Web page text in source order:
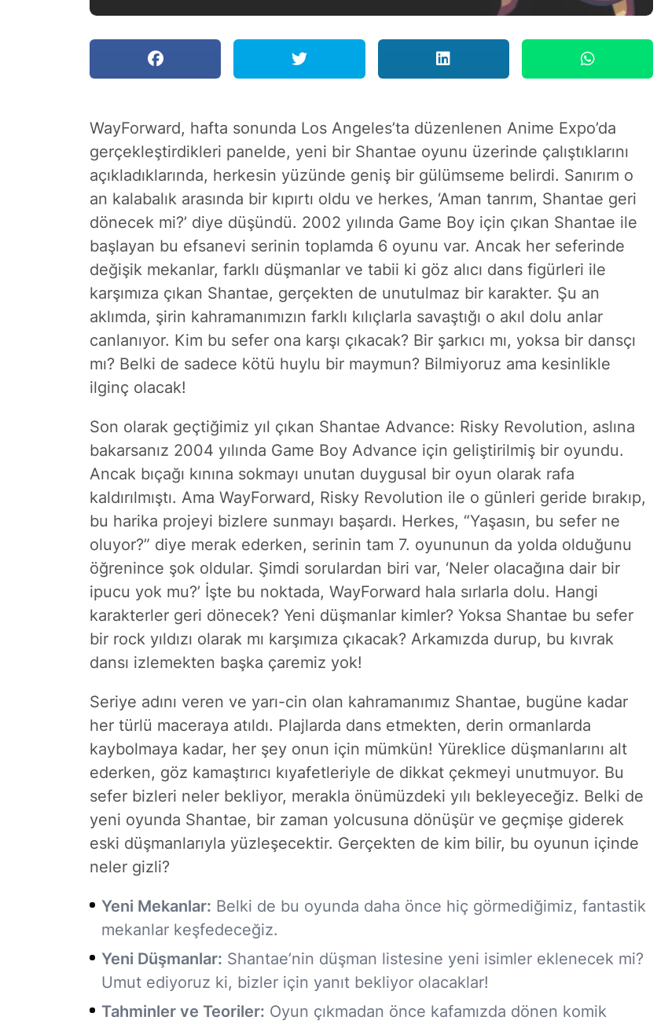
WayForward, hafta sonunda Los Angeles’ta düzenlenen Anime Expo’da
gerçekleştirdikleri panelde, yeni bir Shantae oyunu üzerinde çalıştıklarını
açıkladıklarında, herkesin yüzünde geniş bir gülümseme belirdi. Sanırım o
an kalabalık arasında bir kıpırtı oldu ve herkes, ‘Aman tanrım, Shantae geri
dönecek mi?’ diye düşündü. 2002 yılında Game Boy için çıkan Shantae ile
başlayan bu efsanevi serinin toplamda 6 oyunu var. Ancak her seferinde
değişik mekanlar, farklı düşmanlar ve tabii ki göz alıcı dans figürleri ile
karşımıza çıkan Shantae, gerçekten de unutulmaz bir karakter. Şu an
aklımda, şirin kahramanımızın farklı kılıçlarla savaştığı o akıl dolu anlar
canlanıyor. Kim bu sefer ona karşı çıkacak? Bir şarkıcı mı, yoksa bir dansçı
mı? Belki de sadece kötü huylu bir maymun? Bilmiyoruz ama kesinlikle
ilginç olacak!
Son olarak geçtiğimiz yıl çıkan Shantae Advance: Risky Revolution, aslına
bakarsanız 2004 yılında Game Boy Advance için geliştirilmiş bir oyundu.
Ancak bıçağı kınına sokmayı unutan duygusal bir oyun olarak rafa
kaldırılmıştı. Ama WayForward, Risky Revolution ile o günleri geride bırakıp,
bu harika projeyi bizlere sunmayı başardı. Herkes, “Yaşasın, bu sefer ne
oluyor?” diye merak ederken, serinin tam 7. oyununun da yolda olduğunu
öğrenince şok oldular. Şimdi sorulardan biri var, ‘Neler olacağına dair bir
ipucu yok mu?’ İşte bu noktada, WayForward hala sırlarla dolu. Hangi
karakterler geri dönecek? Yeni düşmanlar kimler? Yoksa Shantae bu sefer
bir rock yıldızı olarak mı karşımıza çıkacak? Arkamızda durup, bu kıvrak
dansı izlemekten başka çaremiz yok!
Seriye adını veren ve yarı-cin olan kahramanımız Shantae, bugüne kadar
her türlü maceraya atıldı. Plajlarda dans etmekten, derin ormanlarda
kaybolmaya kadar, her şey onun için mümkün! Yüreklice düşmanlarını alt
ederken, göz kamaştırıcı kıyafetleriyle de dikkat çekmeyi unutmuyor. Bu
sefer bizleri neler bekliyor, merakla önümüzdeki yılı bekleyeceğiz. Belki de
yeni oyunda Shantae, bir zaman yolcusuna dönüşür ve geçmişe giderek
eski düşmanlarıyla yüzleşecektir. Gerçekten de kim bilir, bu oyunun içinde
neler gizli?
Yeni Mekanlar: Belki de bu oyunda daha önce hiç görmediğimiz, fantastik
mekanlar keşfedeceğiz.
Yeni Düşmanlar: Shantae’nin düşman listesine yeni isimler eklenecek mi?
Umut ediyoruz ki, bizler için yanıt bekliyor olacaklar!
Tahminler ve Teoriler: Oyun çıkmadan önce kafamızda dönen komik